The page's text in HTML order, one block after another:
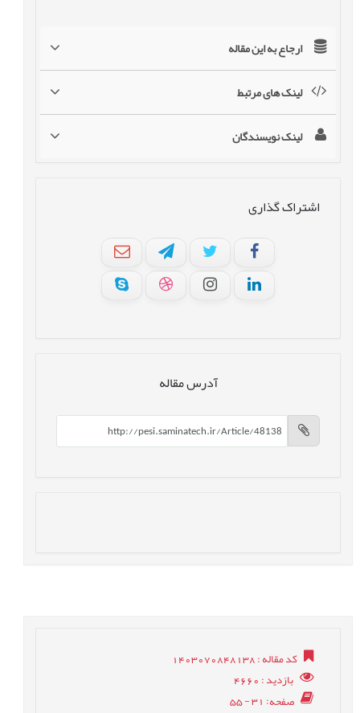
ارجاع به این مقاله
لینک های مرتبط
لینک نویسندگان
اشتراک گذاری
آدرس مقاله
کد مقاله: 1403070848138
بازدید: 4660
صفحه: 31 - 55